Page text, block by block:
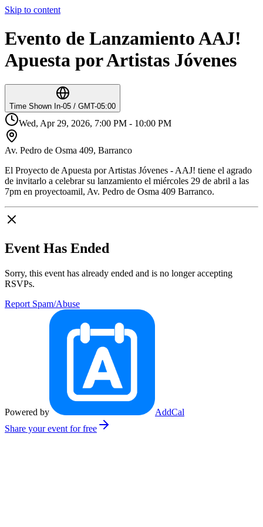
Skip to content
Evento de Lanzamiento AAJ!
Apuesta por Artistas Jóvenes
Time Shown In-05 / GMT-05:00
Wed, Apr 29, 2026, 7:00 PM - 10:00 PM
Av. Pedro de Osma 409, Barranco
El Proyecto de Apuesta por Artistas Jóvenes - AAJ! tiene el agrado
de invitarlo a celebrar su lanzamiento el miércoles 29 de abril a las
7pm en proyectoamil, Av. Pedro de Osma 409 Barranco.
Event Has Ended
Sorry, this event has already ended and is no longer accepting
RSVPs.
Report Spam/Abuse
Powered by
AddCal
Share your event for free